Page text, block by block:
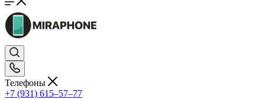
Телефоны
+7 (931) 615‒57‒77